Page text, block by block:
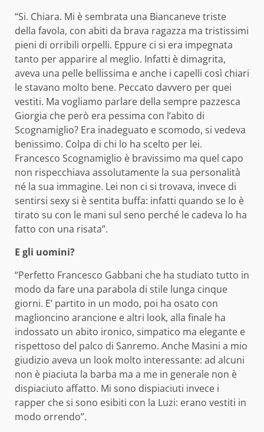
“Si. Chiara. Mi è sembrata una Biancaneve triste
della favola, con abiti da brava ragazza ma tristissimi
pieni di orribili orpelli. Eppure ci si era impegnata
tanto per apparire al meglio. Infatti è dimagrita,
aveva una pelle bellissima e anche i capelli così chiari
le stavano molto bene. Peccato davvero per quei
vestiti. Ma vogliamo parlare della sempre pazzesca
Giorgia che però era pessima con l’abito di
Scognamiglio? Era inadeguato e scomodo, si vedeva
benissimo. Colpa di chi lo ha scelto per lei.
Francesco Scognamiglio è bravissimo ma quel capo
non rispecchiava assolutamente la sua personalità
né la sua immagine. Lei non ci si trovava, invece di
sentirsi sexy si è sentita buffa: infatti quando se lo è
tirato su con le mani sul seno perché le cadeva lo ha
fatto con una risata”.
E gli uomini?
“Perfetto Francesco Gabbani che ha studiato tutto in
modo da fare una parabola di stile lunga cinque
giorni. E’ partito in un modo, poi ha osato con
maglioncino arancione e altri look, alla finale ha
indossato un abito ironico, simpatico ma elegante e
rispettoso del palco di Sanremo. Anche Masini a mio
giudizio aveva un look molto interessante: ad alcuni
non è piaciuta la barba ma a me in generale non è
dispiaciuto affatto. Mi sono dispiaciuti invece i
rapper che si sono esibiti con la Luzi: erano vestiti in
modo orrendo”.